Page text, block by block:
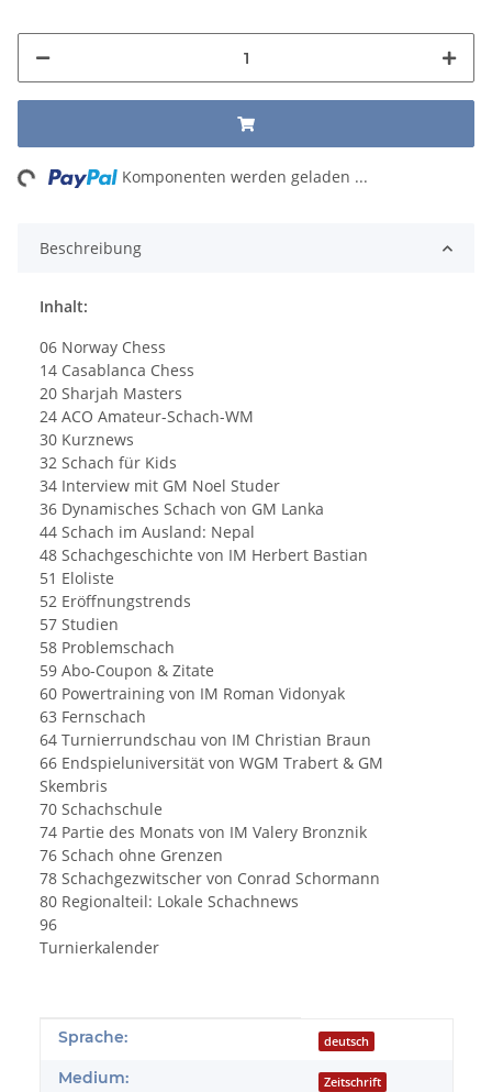
Komponenten werden geladen ...
Beschreibung
Inhalt:
06 Norway Chess
14 Casablanca Chess
20 Sharjah Masters
24 ACO Amateur-Schach-WM
30 Kurznews
32 Schach für Kids
34 Interview mit GM Noel Studer
36 Dynamisches Schach von GM Lanka
44 Schach im Ausland: Nepal
48 Schachgeschichte von IM Herbert Bastian
51 Eloliste
52 Eröffnungstrends
57 Studien
58 Problemschach
59 Abo-Coupon & Zitate
60 Powertraining von IM Roman Vidonyak
63 Fernschach
64 Turnierrundschau von IM Christian Braun
66 Endspieluniversität von WGM Trabert & GM
Skembris
70 Schachschule
74 Partie des Monats von IM Valery Bronznik
76 Schach ohne Grenzen
78 Schachgezwitscher von Conrad Schormann
80 Regionalteil: Lokale Schachnews
96
Turnierkalender
Produkteigenschaft
Wert
Sprache: deutsch
Medium: Zeitschrift